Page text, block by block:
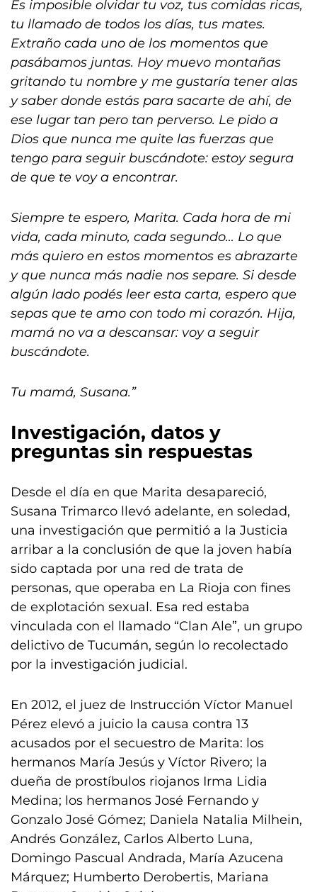
Es imposible olvidar tu voz, tus comidas ricas,
tu llamado de todos los días, tus mates.
Extraño cada uno de los momentos que
pasábamos juntas. Hoy muevo montañas
gritando tu nombre y me gustaría tener alas
y saber donde estás para sacarte de ahí, de
ese lugar tan pero tan perverso. Le pido a
Dios que nunca me quite las fuerzas que
tengo para seguir buscándote: estoy segura
de que te voy a encontrar.
Siempre te espero, Marita. Cada hora de mi
vida, cada minuto, cada segundo… Lo que
más quiero en estos momentos es abrazarte
y que nunca más nadie nos separe. Si desde
algún lado podés leer esta carta, espero que
sepas que te amo con todo mi corazón. Hija,
mamá no va a descansar: voy a seguir
buscándote.
Tu mamá, Susana.”
Investigación, datos y
preguntas sin respuestas
Desde el día en que Marita desapareció,
Susana Trimarco llevó adelante, en soledad,
una investigación que permitió a la Justicia
arribar a la conclusión de que la joven había
sido captada por una red de trata de
personas, que operaba en La Rioja con fines
de explotación sexual. Esa red estaba
vinculada con el llamado “Clan Ale”, un grupo
delictivo de Tucumán, según lo recolectado
por la investigación judicial.
En 2012, el juez de Instrucción Víctor Manuel
Pérez elevó a juicio la causa contra 13
acusados por el secuestro de Marita: los
hermanos María Jesús y Víctor Rivero; la
dueña de prostíbulos riojanos Irma Lidia
Medina; los hermanos José Fernando y
Gonzalo José Gómez; Daniela Natalia Milhein,
Andrés González, Carlos Alberto Luna,
Domingo Pascual Andrada, María Azucena
Márquez; Humberto Derobertis, Mariana